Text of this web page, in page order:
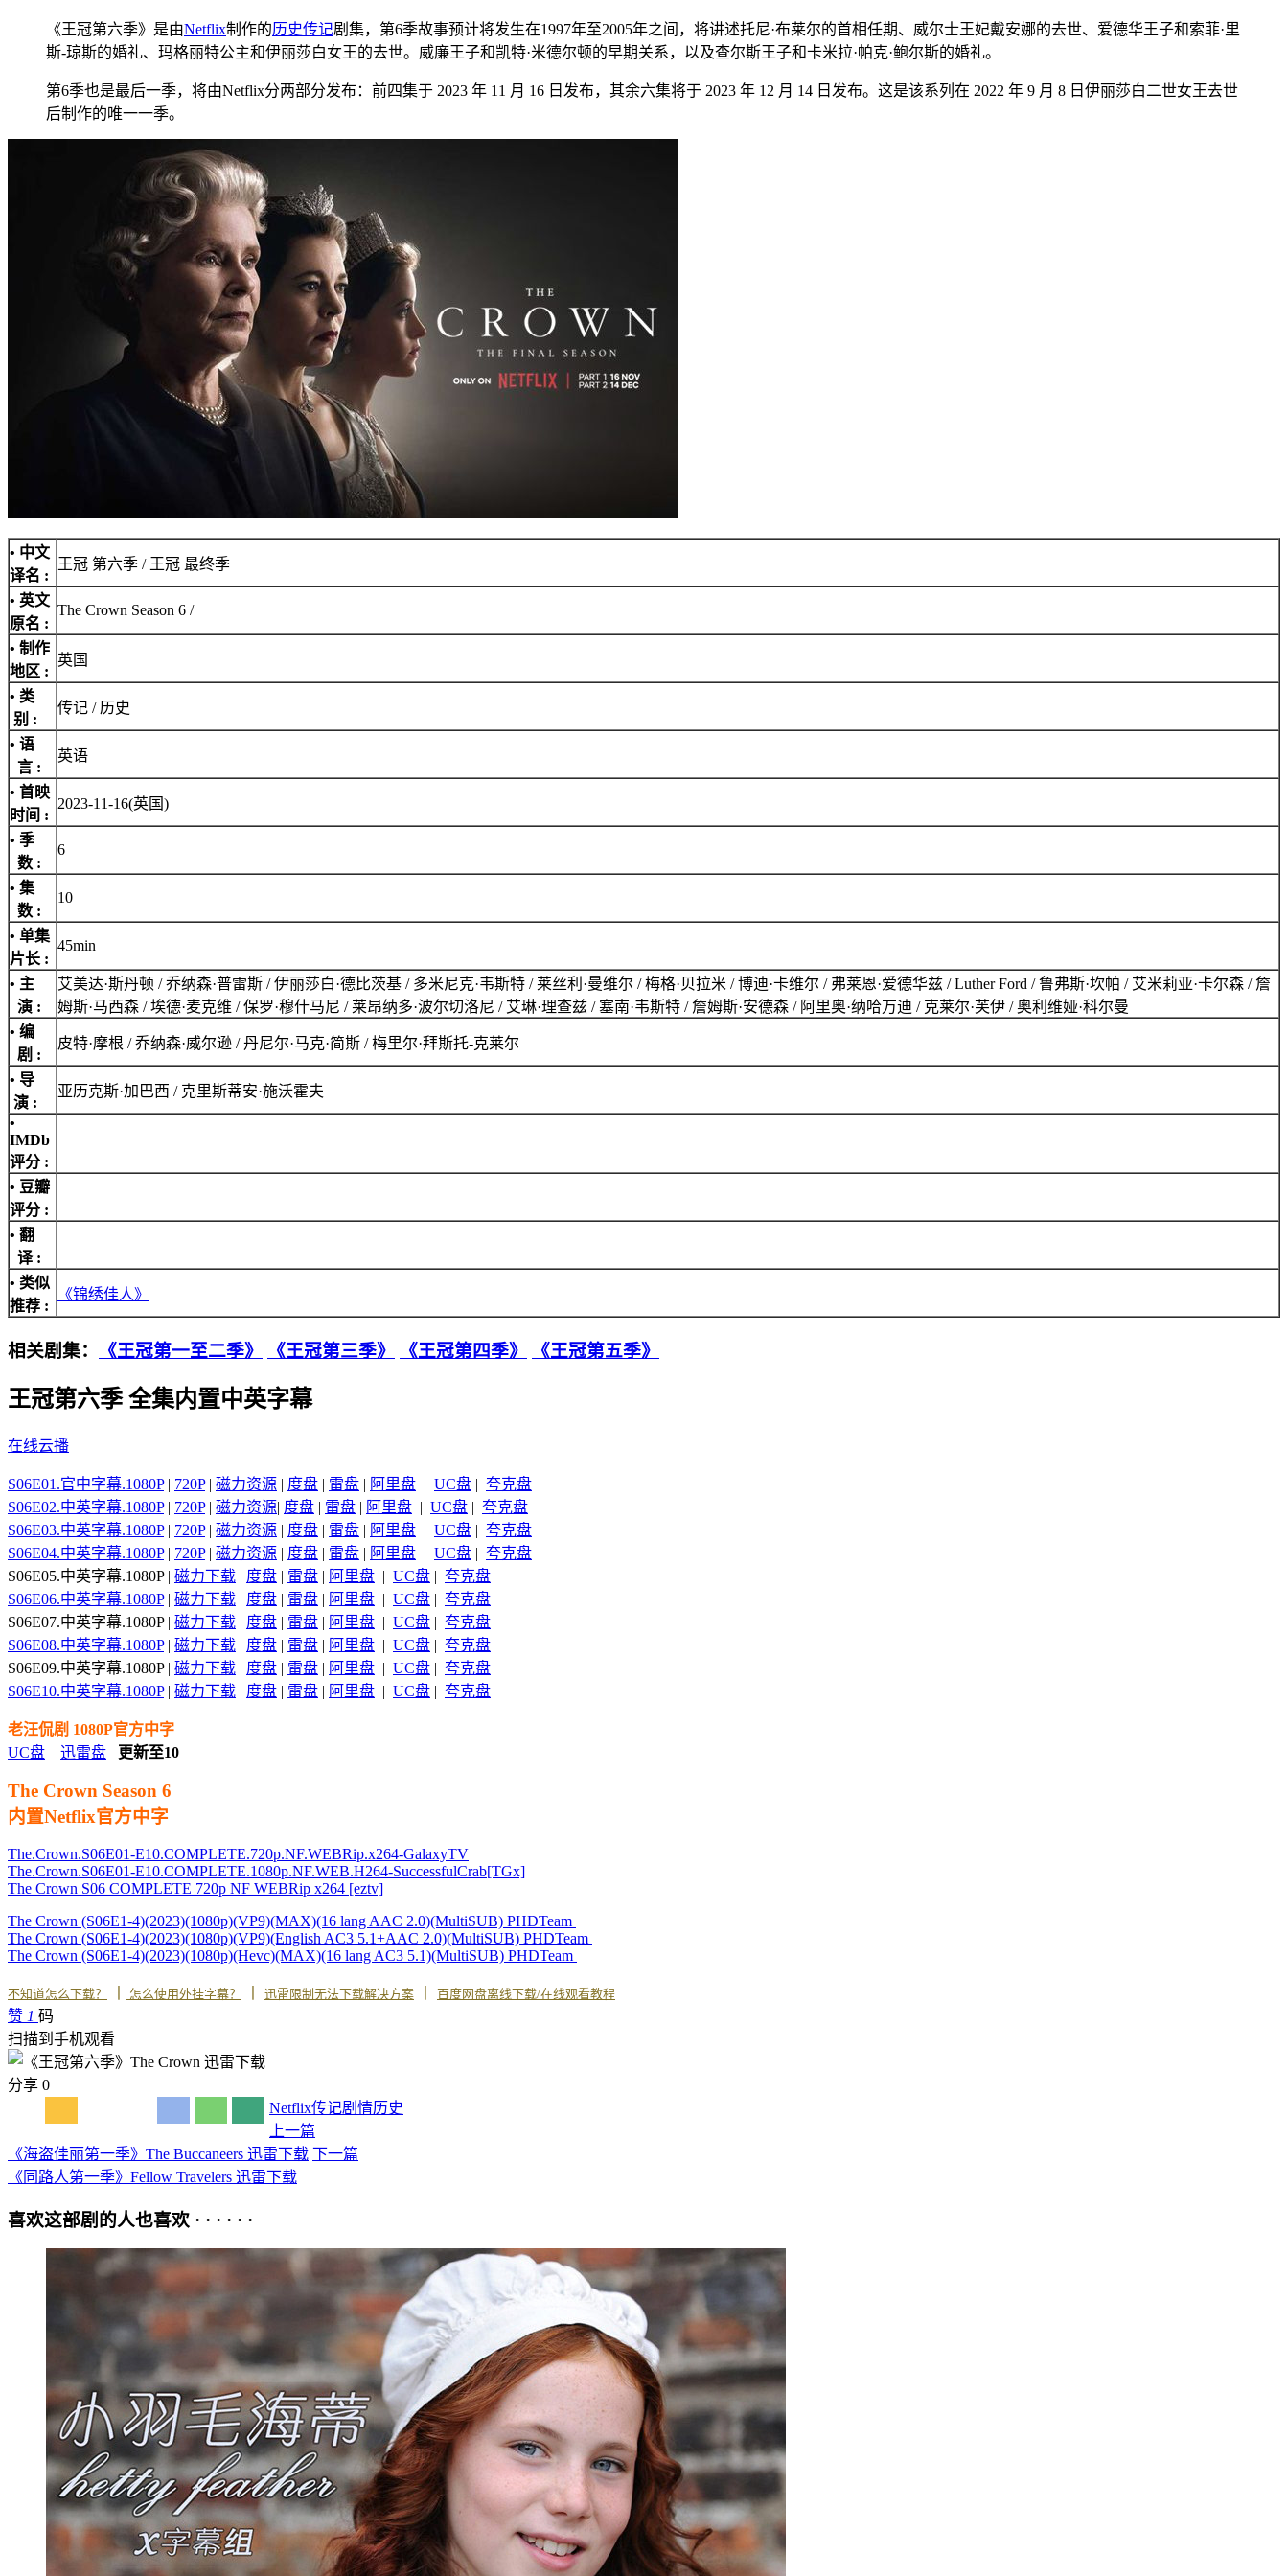
《王冠第六季》是由Netflix制作的历史传记剧集，第6季故事预计将发生在1997年至2005年之间，将讲述托尼·布莱尔的首相任期、威尔士王妃戴安娜的去世、爱德华王子和索菲·里
斯-琼斯的婚礼、玛格丽特公主和伊丽莎白女王的去世。威廉王子和凯特·米德尔顿的早期关系，以及查尔斯王子和卡米拉·帕克·鲍尔斯的婚礼。
第6季也是最后一季，将由Netflix分两部分发布：前四集于 2023 年 11 月 16 日发布，其余六集将于 2023 年 12 月 14 日发布。这是该系列在 2022 年 9 月 8 日伊丽莎白二世女王去世
后制作的唯一一季。
• 中文
译名 :
王冠 第六季 / 王冠 最终季
• 英文
原名 :
The Crown Season 6 /
• 制作
地区 :
英国
• 类
别 :
传记 / 历史
• 语
言 :
英语
• 首映
时间 :
2023-11-16(英国)
• 季
数 :
6
• 集
数 :
10
• 单集
片长 :
45min
• 主
演 :
艾美达·斯丹顿 / 乔纳森·普雷斯 / 伊丽莎白·德比茨基 / 多米尼克·韦斯特 / 莱丝利·曼维尔 / 梅格·贝拉米 / 博迪·卡维尔 / 弗莱恩·爱德华兹 / Luther Ford / 鲁弗斯·坎帕 / 艾米莉亚·卡尔森 / 詹
姆斯·马西森 / 埃德·麦克维 / 保罗·穆什马尼 / 莱昂纳多·波尔切洛尼 / 艾琳·理查兹 / 塞南·韦斯特 / 詹姆斯·安德森 / 阿里奥·纳哈万迪 / 克莱尔·芙伊 / 奥利维娅·科尔曼
• 编
剧 :
皮特·摩根 / 乔纳森·威尔逊 / 丹尼尔·马克·简斯 / 梅里尔·拜斯托-克莱尔
• 导
演 :
亚历克斯·加巴西 / 克里斯蒂安·施沃霍夫
•
IMDb
评分 :
• 豆瓣
评分 :
• 翻
译 :
• 类似
推荐 :
《锦绣佳人》
相关剧集： 《王冠第一至二季》 《王冠第三季》 《王冠第四季》 《王冠第五季》
王冠第六季 全集内置中英字幕
在线云播
S06E01.官中字幕.1080P| 720P| 磁力资源 | 度盘 | 雷盘 | 阿里盘 | UC盘 | 夸克盘
S06E02.中英字幕.1080P| 720P| 磁力资源| 度盘 | 雷盘 | 阿里盘 | UC盘 | 夸克盘
S06E03.中英字幕.1080P| 720P| 磁力资源 | 度盘 | 雷盘 | 阿里盘 | UC盘 | 夸克盘
S06E04.中英字幕.1080P| 720P| 磁力资源 | 度盘 | 雷盘 | 阿里盘 | UC盘 | 夸克盘
S06E05.中英字幕.1080P | 磁力下载 | 度盘 | 雷盘 | 阿里盘 | UC盘 | 夸克盘
S06E06.中英字幕.1080P| 磁力下载 | 度盘 | 雷盘 | 阿里盘 | UC盘 | 夸克盘
S06E07.中英字幕.1080P | 磁力下载 | 度盘 | 雷盘 | 阿里盘 | UC盘 | 夸克盘
S06E08.中英字幕.1080P| 磁力下载 | 度盘 | 雷盘 | 阿里盘 | UC盘 | 夸克盘
S06E09.中英字幕.1080P | 磁力下载 | 度盘 | 雷盘 | 阿里盘 | UC盘 | 夸克盘
S06E10.中英字幕.1080P| 磁力下载 | 度盘 | 雷盘 | 阿里盘 | UC盘 | 夸克盘
老汪侃剧 1080P官方中字
UC盘
迅雷盘 更新至10
The Crown Season 6
内置Netflix官方中字
The.Crown.S06E01-E10.COMPLETE.720p.NF.WEBRip.x264-GalaxyTV
The.Crown.S06E01-E10.COMPLETE.1080p.NF.WEB.H264-SuccessfulCrab[TGx]
The Crown S06 COMPLETE 720p NF WEBRip x264 [eztv]
The Crown (S06E1-4)(2023)(1080p)(VP9)(MAX)(16 lang AAC 2.0)(MultiSUB) PHDTeam
The Crown (S06E1-4)(2023)(1080p)(VP9)(English AC3 5.1+AAC 2.0)(MultiSUB) PHDTeam
The Crown (S06E1-4)(2023)(1080p)(Hevc)(MAX)(16 lang AC3 5.1)(MultiSUB) PHDTeam
不知道怎么下载？ 怎么使用外挂字幕？ 迅雷限制无法下载解决方案 百度网盘离线下载/在线观看教程
赞 1 码
扫描到手机观看
分享 0
Netflix传记剧情历史
上一篇
《海盗佳丽第一季》The Buccaneers 迅雷下载 下一篇
《同路人第一季》Fellow Travelers 迅雷下载
喜欢这部剧的人也喜欢 · · · · · ·